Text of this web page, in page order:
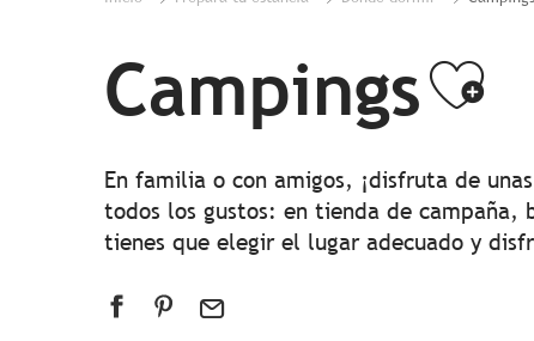
Campings
En familia o con amigos, ¡disfruta de
todos los gustos: en tienda de campaña,
tienes que elegir el lugar adecuado y